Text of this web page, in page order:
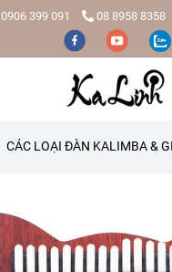
0906 399 091 08 8958 8358
CÁC LOẠI ĐÀN KALIMBA &